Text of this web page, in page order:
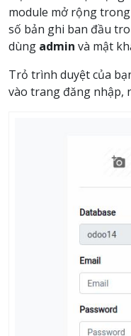
module mở rộng
số bản ghi ban đầu
dùng admin và mật
Trỏ trình duyệt của
vào trang đăng nhập,